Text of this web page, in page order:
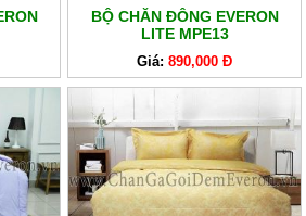
BỘ CHĂN ĐÔNG EVERON
LITE MPE13
Giá: 890,000 Đ